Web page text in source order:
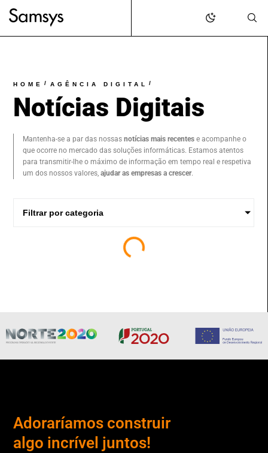
HOME / AGÊNCIA DIGITAL /
Notícias Digitais
Mantenha-se a par das nossasnotícias mais recentese acompanhe o
que ocorre no mercado das soluções informáticas. Estamos atentos
para transmitir-lhe o máximo de informação em tempo real e respetiva
um dos nossos valores,ajudar as empresas a crescer.
Filtrar por categoria
Adoraríamos construir
algo incrível juntos!